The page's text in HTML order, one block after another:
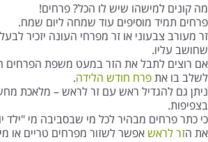
מה קונים למישהו שיש לו הכל? פרחים!
פרחים תמיד מוסיפים עוד שמחה ליום שמח.
זר מעורב צבעוני או זר מפרחי העונה יזכיר
שחושב עליו.
אם רוצים לתבל את הזר במעט משפת הפרחים
לשלב בו אתפרח חודש הלידה.
ניתן גם להגדיל ראש עם זר לראש – מלאכת
בצפיפות.
כי כתר פרחים מבהיר לכל מי שבסביבה מי "ילד
את הזר לראשאפשר לשזור מפרחים טריים או